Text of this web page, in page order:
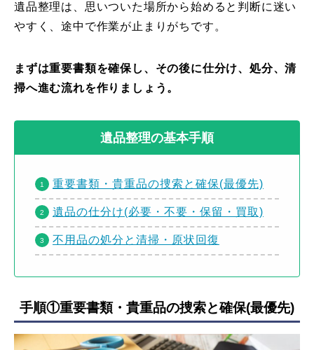
遺品整理は、思いついた場所から始めると判断に迷い
やすく、途中で作業が止まりがちです。
まずは重要書類を確保し、その後に仕分け、処分、清
掃へ進む流れを作りましょう。
遺品整理の基本手順
重要書類・貴重品の捜索と確保(最優先)
遺品の仕分け(必要・不要・保留・買取)
不用品の処分と清掃・原状回復
手順①重要書類・貴重品の捜索と確保(最優先)